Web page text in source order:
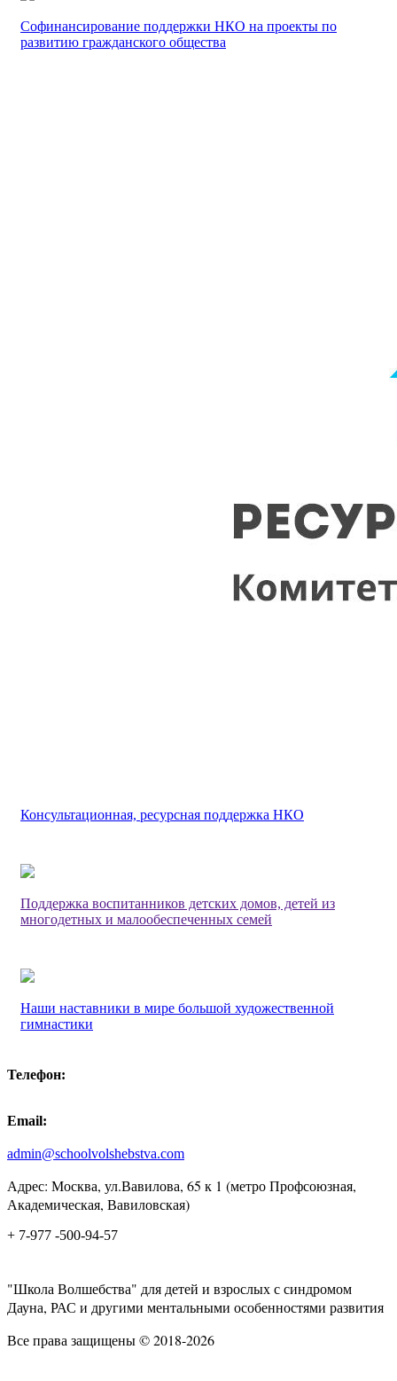
Софинансирование поддержки НКО на проекты по
развитию гражданского общества
Консультационная, ресурсная поддержка НКО
Поддержка воспитанников детских домов, детей из
многодетных и малообеспеченных семей
Наши наставники в мире большой художественной
гимнастики
Телефон:
Email:
admin@schoolvolshebstva.com
Адрес: Москва, ул.Вавилова, 65 к 1 (метро Профсоюзная,
Академическая, Вавиловская)
+ 7-977 -500-94-57
"Школа Волшебства" для детей и взрослых с синдромом
Дауна, РАС и другими ментальными особенностями развития
Все права защищены © 2018-2026